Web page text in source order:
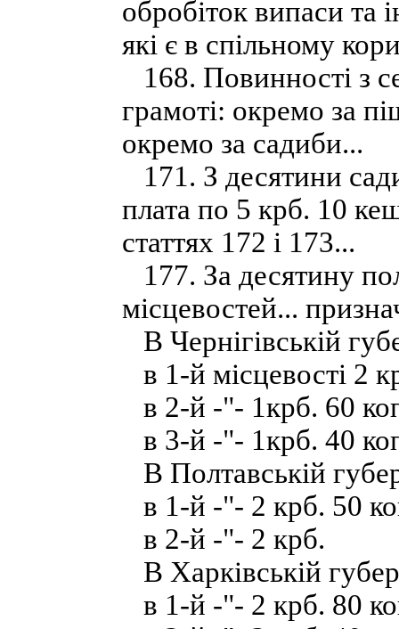
обробіток випаси та
які є в спільному
168. Повинності з
грамоті: окремо за
окремо за садиби...
171. З десятини
плата по 5 крб. 10
статтях 172 і 173...
177. За десятину
місцевостей...
В Чернігівській
в 1-й місцевості 2
в 2-й -"- 1крб. 60
в 3-й -"- 1крб. 40
В Полтавській
в 1-й -"- 2 крб. 50
в 2-й -"- 2 крб.
В Харківській
в 1-й -"- 2 крб. 80